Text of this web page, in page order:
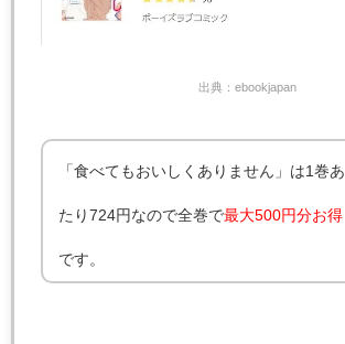
出典：ebookjapan
「食べてもおいしくありません」は1巻あ
たり724円なので全巻で最大500円分お得
です。